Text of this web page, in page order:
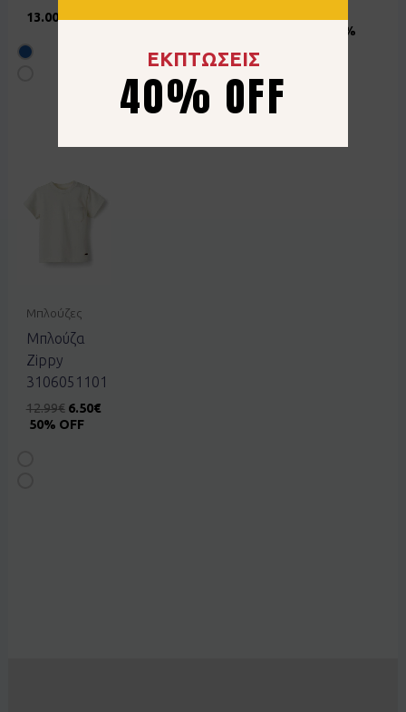
13.00€
50%
Μπλούζες
Μπλούζα
Zippy
3106051101
12.99€ 6.50€
50% OFF
ΕΚΠΤΩΣΕΙΣ
40% OFF